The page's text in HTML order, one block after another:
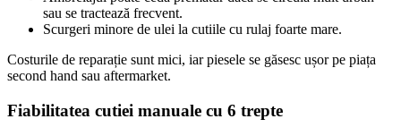
sau se tractează frecvent.
Scurgeri minore de ulei la cutiile cu rulaj foarte mare.
Costurile de reparație sunt mici, iar piesele se găsesc ușor pe piața
second hand sau aftermarket.
Fiabilitatea cutiei manuale cu 6 trepte